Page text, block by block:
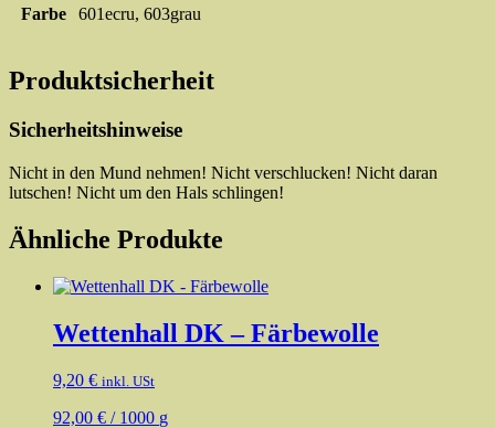
Farbe 601ecru, 603grau
Produktsicherheit
Sicherheitshinweise
Nicht in den Mund nehmen! Nicht verschlucken! Nicht daran
lutschen! Nicht um den Hals schlingen!
Ähnliche Produkte
Wettenhall DK – Färbewolle
9,20 € inkl. USt
92,00 € / 1000 g